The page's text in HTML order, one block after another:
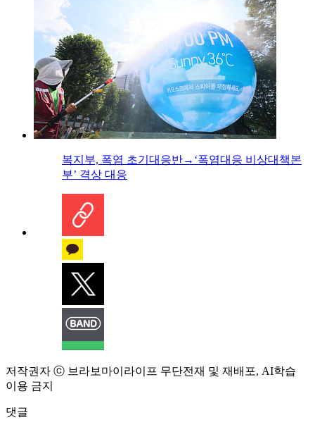
복지부, 폭염 초기대응반→‘폭염대응 비상대책본
부’ 격상 대응
저작권자 ⓒ 브라보마이라이프 무단전재 및 재배포, AI학습
이용 금지
댓글